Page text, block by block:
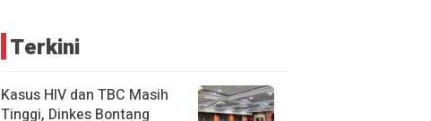
Terkini
Kasus HIV dan TBC Masih
Tinggi, Dinkes Bontang